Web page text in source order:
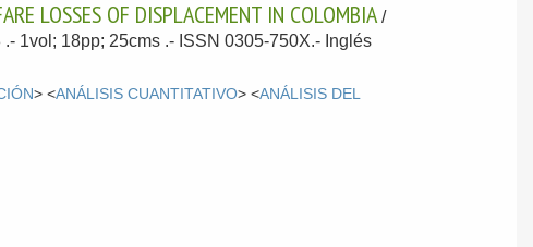
LOSSES OF DISPLACEMENT IN COLOMBIA /
.- 1vol; 18pp; 25cms .- ISSN 0305-750X.- Inglés
> <ANÁLISIS CUANTITATIVO> <ANÁLISIS DEL